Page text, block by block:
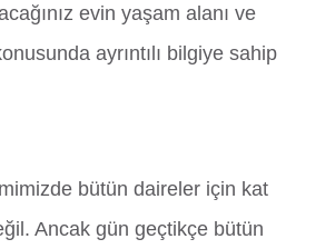
evin yaşam alanı ve
ayrıntılı bilgiye sahip
bütün daireler için kat
Ancak gün geçtikçe bütün